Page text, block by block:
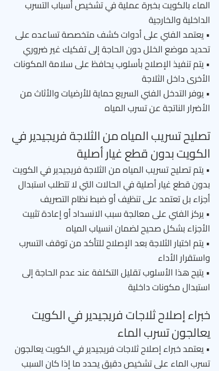
الماء بالكويت بخبرة عملية في تشخيص أسباب التسرب
الداخلية والخارجية
• يعتمد الفني على أدوات كشف متخصصة تساعده على
تحديد موضع الخلل دون الحاجة إلى تفكيك غير ضروري
• يتم تنفيذ الإصلاح بأسلوب يحافظ على سلامة المكونات
الأخرى داخل الثلاجة
• يوفر التدخل الفني السريع حماية للأرضيات والأثاث من
الأضرار الناتجة عن تسرب المياه
تصليح تسريب المياه من الثلاجة فريجيدير في
الكويت بدون قطع غيار أصلية
• يتم تصليح تسريب المياه من الثلاجة فريجيدير في الكويت
بدون قطع غيار أصلية في الحالات التي لا تتطلب استبدال
أجزاء بل تعتمد على تنظيف أو ضبط نظام التصريف
• يركز الفني على معالجة سبب الانسداد أو إعادة تثبيت
الأجزاء بشكل صحيح لضمان انسياب المياه
• يتم اختبار الثلاجة بعد الإصلاح للتأكد من توقف التسرب
واستقرار الأداء
• يتيح هذا الأسلوب تقليل التكلفة عند عدم الحاجة إلى
استبدال مكونات داخلية
خبراء إصلاح ثلاجات فريجيدير في الكويت
يعالجون تسرب الماء
• يعتمد خبراء إصلاح ثلاجات فريجيدير في الكويت يعالجون
تسرب الماء على تشخيص دقيق يحدد ما إذا كان السبب